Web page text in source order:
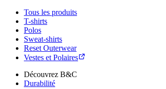
Tous les produits
T-shirts
Polos
Sweat-shirts
Reset Outerwear
Vestes et Polaires
Découvrez B&C
Durabilité